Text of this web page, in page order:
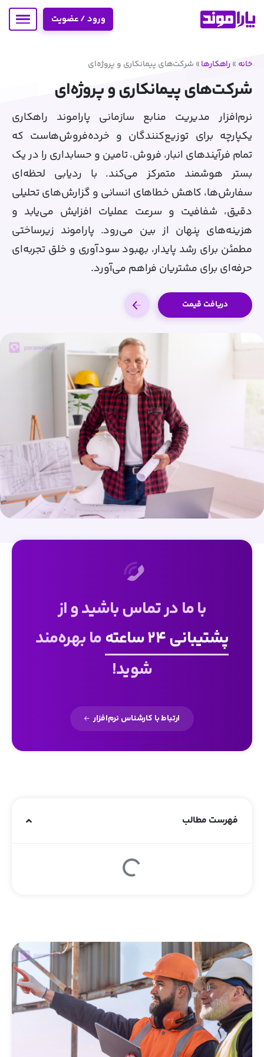
ورود / عضویت
خانه » راهکارها» شرکت‌های پیمانکاری و پروژه‌ای
شرکت‌های پیمانکاری و پروژه‌ای
نرم‌افزار مدیریت منابع سازمانی پاراموند راهکاری
یکپارچه برای توزیع‌کنندگان و خرده‌فروش‌هاست که
تمام فرآیندهای انبار، فروش، تامین و حسابداری را در یک
بستر هوشمند متمرکز می‌کند. با ردیابی لحظه‌ای
سفارش‌ها، کاهش خطاهای انسانی و گزارش‌های تحلیلی
دقیق، شفافیت و سرعت عملیات افزایش می‌یابد و
هزینه‌های پنهان از بین می‌رود. پاراموند زیرساختی
مطمئن برای رشد پایدار، بهبود سودآوری و خلق تجربه‌ای
حرفه‌ای برای مشتریان فراهم می‌آورد.
دریافت قیمت
با ما در تماس باشید و از
پشتیبانی 24 ساعته
ما بهره‌مند
شوید!
ارتباط با کارشناس نرم‌افزار
فهرست مطالب